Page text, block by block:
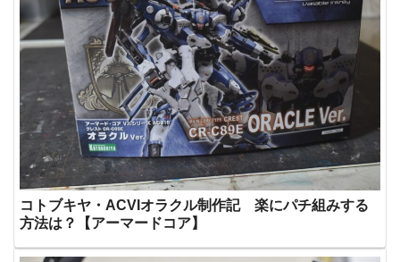
コトブキヤ・ACVIオラクル制作記 楽にパチ組みする
方法は？【アーマードコア】